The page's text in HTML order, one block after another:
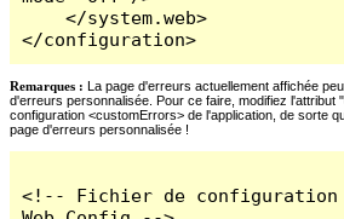
    </system.web>
</configuration>
Remarques : La page d'erreurs actuellement affichée
d'erreurs personnalisée. Pour ce faire, modifiez l'attribut
configuration <customErrors> de l'application, de sorte
page d'erreurs personnalisée !
<!-- Fichier de configuration